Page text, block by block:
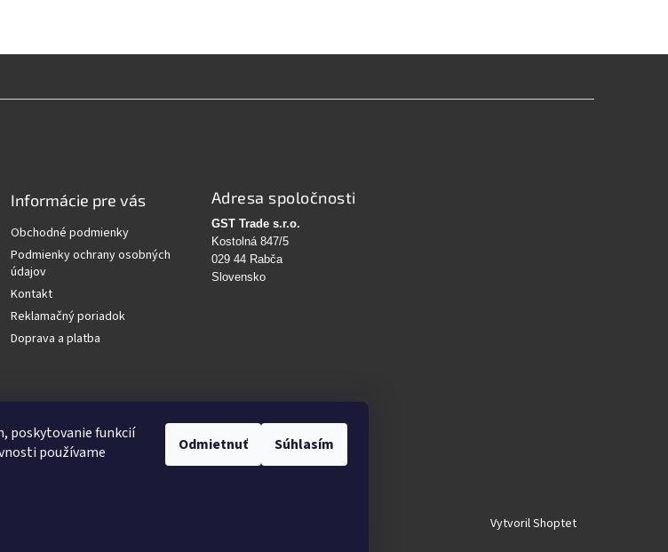
poskytovanie funkcií
používame
Odmietnuť Súhlasím
Informácie pre vás
Obchodné podmienky
Podmienky ochrany osobných
údajov
Kontakt
Reklamačný poriadok
Doprava a platba
Adresa spoločnosti
GST Trade s.r.o.
Kostolná 847/5
029 44 Rabča
Slovensko
Vytvoril Shoptet